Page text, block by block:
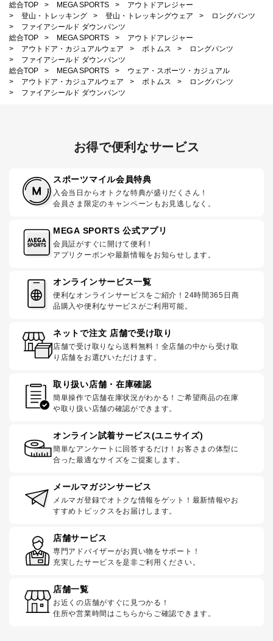
総合TOP > MEGA SPORTS >
アウトドアレジャー
>
登山・トレッキング > 登山・トレッキングウェア >
ロングパンツ
>
ファイアシールド ダウンパンツ
総合TOP
> MEGA SPORTS >
アウトドアレジャー
>
アウトドア・カジュアルウェア > ボトムス >
ロングパンツ
>
ファイアシールド ダウンパンツ
総合TOP
> MEGA SPORTS >
ウェア・スポーツ・カジュアル
>
アウトドア・カジュアルウェア > ボトムス >
ロングパンツ
>
ファイアシールド ダウンパンツ
お得で便利なサービス
スポーツマイル会員特典
入会当日からオトクな特典が盛りだくさん！
会員さま限定のキャンペーンもお見逃しなく。
MEGA SPORTS 公式アプリ
会員証がすぐに開けて便利！
アプリクーポンや最新情報をお知らせします。
オンラインサービス一覧
便利なオンラインサービスをご紹介！24時間365日商
品購入や便利なサービスがご利用可能。
ネットで注文 店舗で受け取り
店舗で受け取りなら送料無料！全店舗の中から受け取
り店舗をお選びいただけます。
取り扱い店舗・在庫確認
簡単操作で店舗在庫状況がわかる！ご希望商品の在庫
や取り扱い店舗の確認ができます。
オンライン試着サービス(ユニサイズ)
簡単なアンケートに回答するだけ！お客さまの体型に
合った最適なサイズをご提案します。
メールマガジンサービス
メルマガ登録でオトクな情報をゲット！最新情報やお
すすめトピックスをお届けします。
店舗サービス
専門アドバイザーがお買い物をサポート！
充実したサービスを是非ご利用ください。
店舗一覧
お近くの店舗がすぐに見つかる！
住所や営業時間はこちらからご確認できます。